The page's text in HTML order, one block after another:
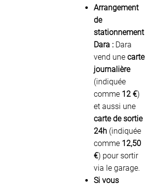
Arrangement
de
stationnement
Dara : Dara
vend une carte
journalière
(indiquée
comme 12 €)
et aussi une
carte de sortie
24h (indiquée
comme 12,50
€) pour sortir
via le garage.
Si vous